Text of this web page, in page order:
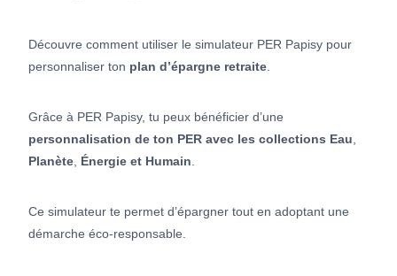
Découvre comment utiliser le simulateur PER Papisy pour
personnaliser ton plan d’épargne retraite
Grâce à PER Papisy, tu peux bénéficier d’une
personnalisation de ton PER avec les collections Eau
Planète Énergie et Humain
Ce simulateur te permet d’épargner tout en adoptant une
démarche éco-responsable.